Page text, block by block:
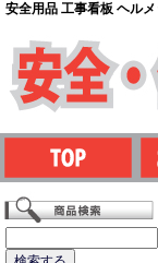
安全用品 工事看板 ヘル